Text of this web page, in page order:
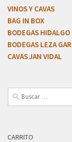
VINOS Y CAVAS
BAG IN BOX
BODEGAS HIDALGO
BODEGAS LEZA
CAVAS JAN VIDAL
CARRITO